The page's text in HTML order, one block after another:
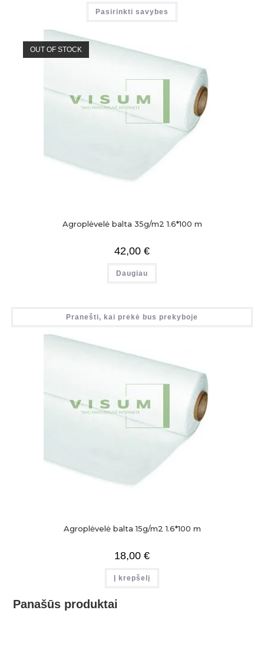
Pasirinkti savybes
OUT OF STOCK
Agroplėvelė balta 35g/m2 1.6*100 m
42,00 €
Daugiau
Pranešti, kai prekė bus prekyboje
Agroplėvelė balta 15g/m2 1.6*100 m
18,00 €
Į krepšelį
Panašūs produktai